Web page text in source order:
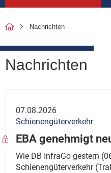
SPNV-Marktdaten
Politik
Verbände: Wer spricht für
wen?
Nachrichten
Nachrichten
07.08.2026
Schienengüterverkehr
EBA genehmigt
Wie DB InfraGo gestern
Schienengüterverkehr